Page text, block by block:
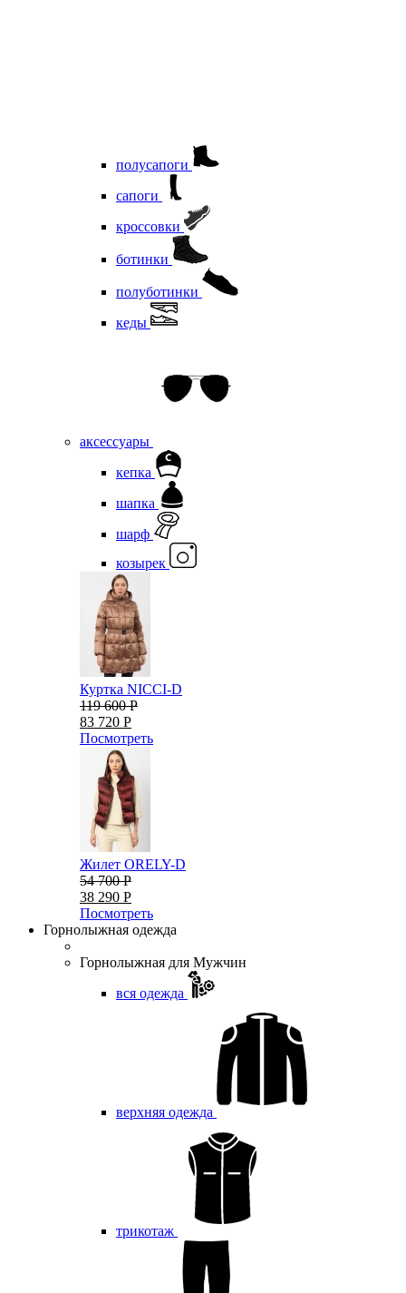
полусапоги
сапоги
кроссовки
ботинки
полуботинки
кеды
аксессуары
кепка
шапка
шарф
козырек
Куртка NICCI-D
119 600 Р
83 720 Р
Посмотреть
Жилет ORELY-D
54 700 Р
38 290 Р
Посмотреть
Горнолыжная одежда
Горнолыжная для Мужчин
вся одежда
верхняя одежда
трикотаж